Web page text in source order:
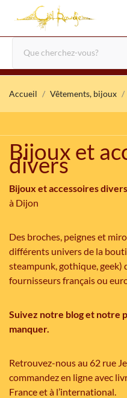
Accueil Vêtements, bijoux
Bijoux et
divers
Bijoux et accessoires divers
à Dijon
Des broches, peignes et
différents univers de la
steampunk, gothique,
fournisseurs français ou
Suivez notre blog et notre
manquer.
Retrouvez-nous au 62 rue
commandez en ligne avec
France et à l’international.